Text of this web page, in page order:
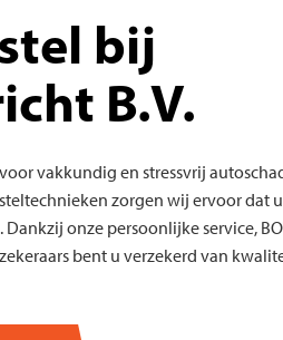
bij
B.V.
vakkundig en stressvrij
zorgen wij ervoor dat
onze persoonlijke service,
bent u verzekerd van